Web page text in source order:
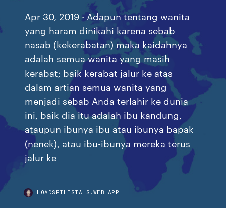
Apr 30, 2019 · Adapun tentang wanita
yang haram dinikahi karena sebab
nasab (kekerabatan) maka kaidahnya
adalah semua wanita yang masih
kerabat; baik kerabat jalur ke atas
dalam artian semua wanita yang
menjadi sebab Anda terlahir ke dunia
ini, baik dia itu adalah ibu kandung,
ataupun ibunya ibu atau ibunya bapak
(nenek), atau ibu-ibunya mereka terus
jalur ke
LOADSFILESTAHS.WEB.APP